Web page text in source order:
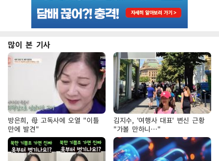
많이 본 기사
방은희, 母 고독사에 오열 "이틀
만에 발견"
김지수, '여행사 대표' 변신 근황
"가볼 만하니…"